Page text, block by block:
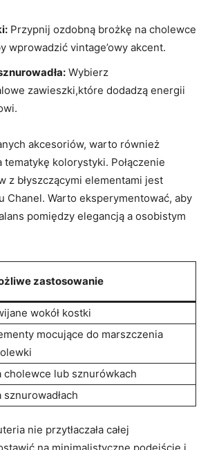
Przypnij ozdobną brożkę na cholewce
wprowadzić vintage’owy akcent.
Wybierz
zawieszki,które dodadzą energii
akcesoriów, warto również
tematykę kolorystyki. Połączenie
z błyszczącymi elementami jest
Chanel. Warto eksperymentować, aby
pomiędzy elegancją a osobistym
zastosowanie
wokół kostki
mocujące do marszczenia
cholewce lub sznurówkach
sznurowadłach
nie przytłaczała całej